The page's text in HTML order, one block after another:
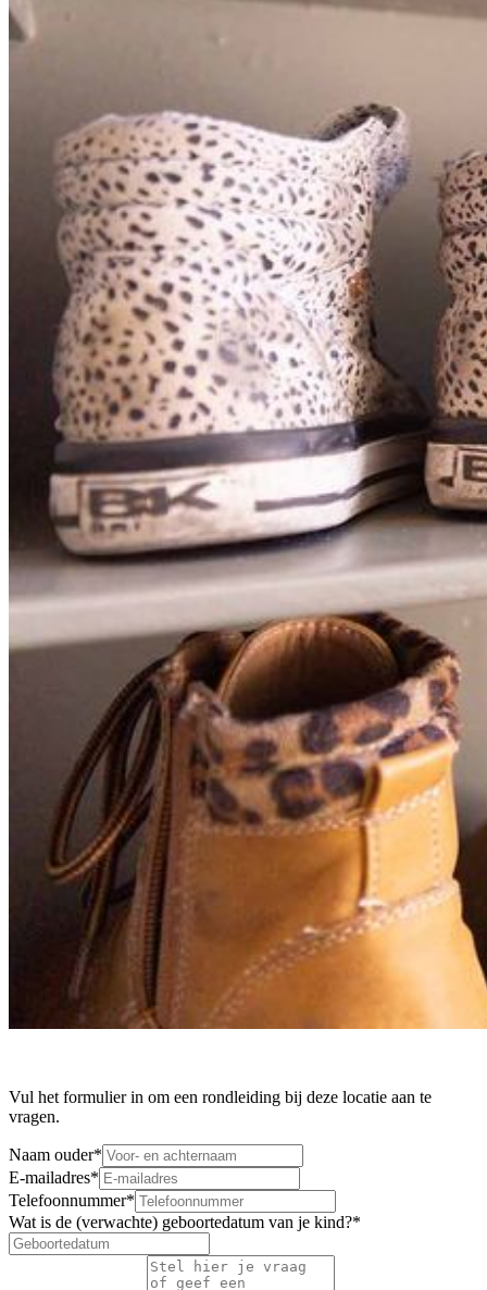
Vul het formulier in om een rondleiding bij deze locatie aan te
vragen.
Naam ouder*
E-mailadres*
Telefoonnummer*
Wat is de (verwachte) geboortedatum van je kind?*